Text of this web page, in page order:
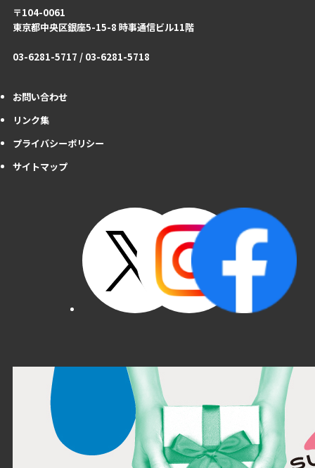
〒104-0061
東京都中央区銀座5-15-8 時事通信ビル11階
03-6281-5717 / 03-6281-5718
お問い合わせ
リンク集
プライバシーポリシー
サイトマップ